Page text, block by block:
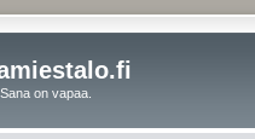
on vapaa.